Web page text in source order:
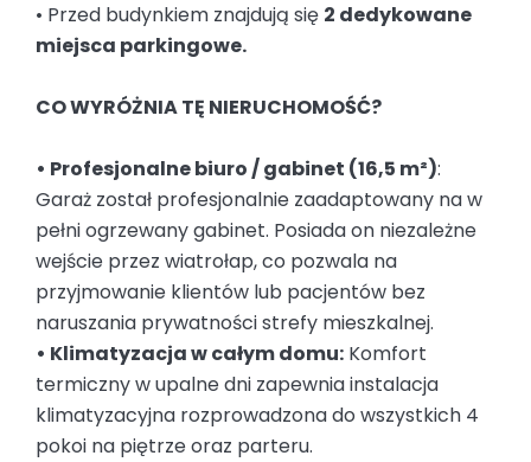
• Przed budynkiem znajdują się 2 dedykowane
miejsca parkingowe.
CO WYRÓŻNIA TĘ NIERUCHOMOŚĆ?
• Profesjonalne biuro / gabinet (16,5 m²):
Garaż został profesjonalnie zaadaptowany na w
pełni ogrzewany gabinet. Posiada on niezależne
wejście przez wiatrołap, co pozwala na
przyjmowanie klientów lub pacjentów bez
naruszania prywatności strefy mieszkalnej.
• Klimatyzacja w całym domu: Komfort
termiczny w upalne dni zapewnia instalacja
klimatyzacyjna rozprowadzona do wszystkich 4
pokoi na piętrze oraz parteru.